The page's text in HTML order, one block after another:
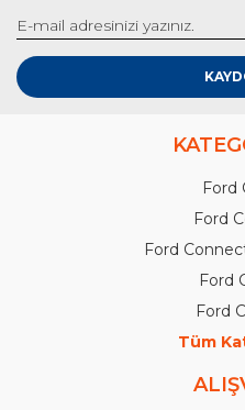
Ford
Ford
Ford
Ford
Ford
Tüm